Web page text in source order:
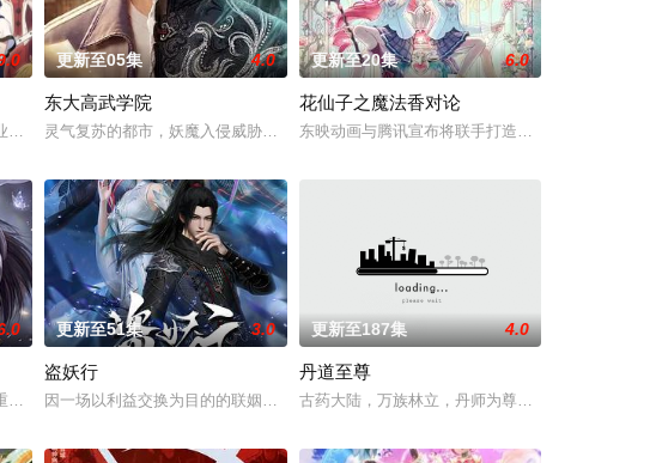
落万古岁月，经历无数时空的熬炼，岁月长河的洗礼，他化万古，他化自在。看男主石
返校担任临时“代课老师”！周瑜、诸葛亮展开启“双师对决”，以曜为首的“星之队”和在校生们，
更新至05集 4.0
东大高武学院
灵气复苏的都市，妖魔入侵威胁来袭，天生废灵根的少年秦雨体内意外觉醒神力，被选
更新至20集 6.0
花仙子之魔法香对论
东映动画与腾讯宣布将联手打造『花仙子』全新动
，原本以为自己可以从此吃香喝辣，一跃成为人上人时，他却发现自己既没有任何修行
生跌落凡尘沦为底层杂役！身怀绝世造化神丹与逆天功法，仅凭一柄锈剑掀翻整片武道世界。
更新至51集 3.0
盗妖行
因一场以利益交换为目的的联姻，太玄楼刺客江元与九璇宗圣女韶月奉命成婚。两人在
更新至187集 4.0
丹道至尊
古药大陆，万族林立，丹师为尊；双生武脉，再现世